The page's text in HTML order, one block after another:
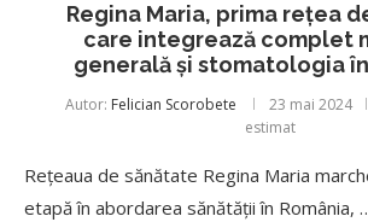
Regina Maria, prima rețea
care integrează complet
generală și stomatologia
Autor: Felician Scorobete 23 mai 2024
estimat
Rețeaua de sănătate Regina Maria
etapă în abordarea sănătății în România,